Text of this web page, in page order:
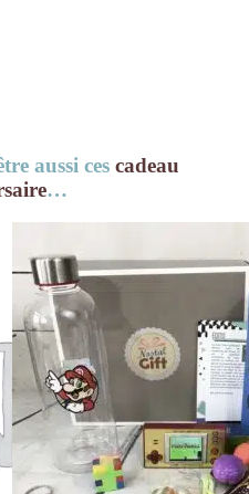
aussi ces cadeau
…